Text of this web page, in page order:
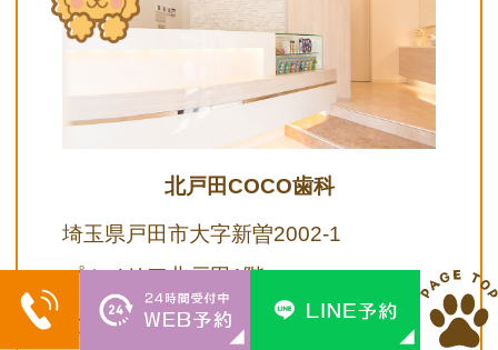
北戸田COCO歯科
埼玉県戸田市大字新曽2002-1
プルメリア北戸田1階
北戸田駅から徒歩1分